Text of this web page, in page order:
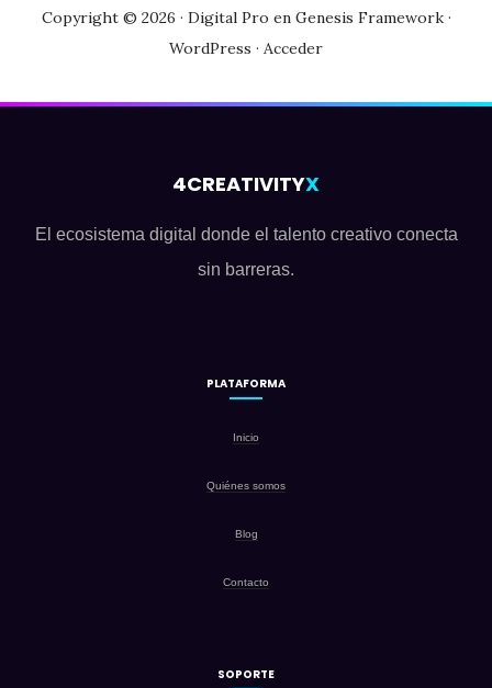
se
pueden
página
de
Copyright © 2026 · Digital Pro en Genesis Framework·
WordPress · Acceder
4CREATIVITYX
El ecosistema digital donde el talento creativo conecta
sin barreras.
PLATAFORMA
Inicio
Quiénes somos
Blog
Contacto
SOPORTE